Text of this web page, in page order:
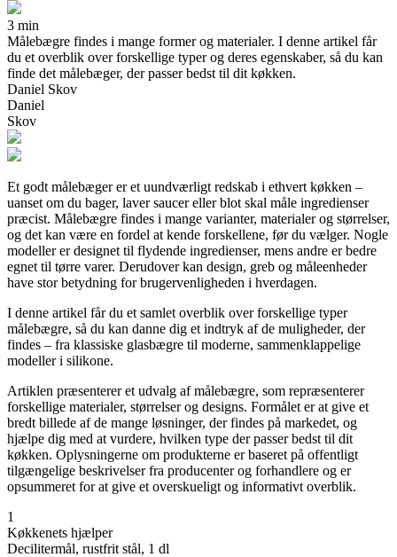
3 min
Målebægre findes i mange former og materialer. I denne artikel får
du et overblik over forskellige typer og deres egenskaber, så du kan
finde det målebæger, der passer bedst til dit køkken.
Daniel Skov
Daniel
Skov
Et godt målebæger er et uundværligt redskab i ethvert køkken –
uanset om du bager, laver saucer eller blot skal måle ingredienser
præcist. Målebægre findes i mange varianter, materialer og størrelser,
og det kan være en fordel at kende forskellene, før du vælger. Nogle
modeller er designet til flydende ingredienser, mens andre er bedre
egnet til tørre varer. Derudover kan design, greb og måleenheder
have stor betydning for brugervenligheden i hverdagen.
I denne artikel får du et samlet overblik over forskellige typer
målebægre, så du kan danne dig et indtryk af de muligheder, der
findes – fra klassiske glasbægre til moderne, sammenklappelige
modeller i silikone.
Artiklen præsenterer et udvalg af målebægre, som repræsenterer
forskellige materialer, størrelser og designs. Formålet er at give et
bredt billede af de mange løsninger, der findes på markedet, og
hjælpe dig med at vurdere, hvilken type der passer bedst til dit
køkken. Oplysningerne om produkterne er baseret på offentligt
tilgængelige beskrivelser fra producenter og forhandlere og er
opsummeret for at give et overskueligt og informativt overblik.
1
Køkkenets hjælper
Decilitermål, rustfrit stål, 1 dl